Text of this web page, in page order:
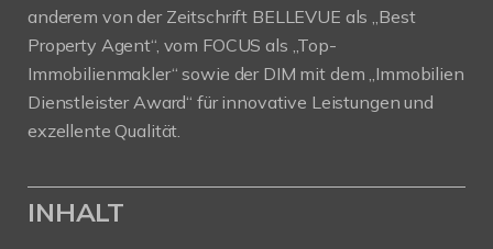
anderem von der Zeitschrift BELLEVUE als „Best
Property Agent“, vom FOCUS als „Top-
Immobilienmakler“ sowie der DIM mit dem „Immobilien
Dienstleister Award“ für innovative Leistungen und
exzellente Qualität.
INHALT